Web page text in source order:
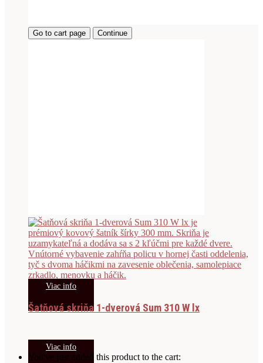
Go to cart page Continue
Viac info
Šatňová skriňa 1-dverová Sum 310 W lx
Viac info
You've just added this product to the cart: